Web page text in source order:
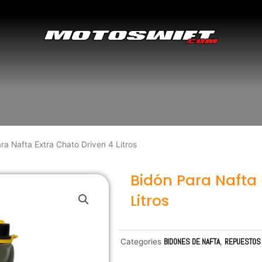
Nafta Extra Chato Driven 4 Litros
Bidón Para
Litros
Categories BIDONES DE NAFTA,